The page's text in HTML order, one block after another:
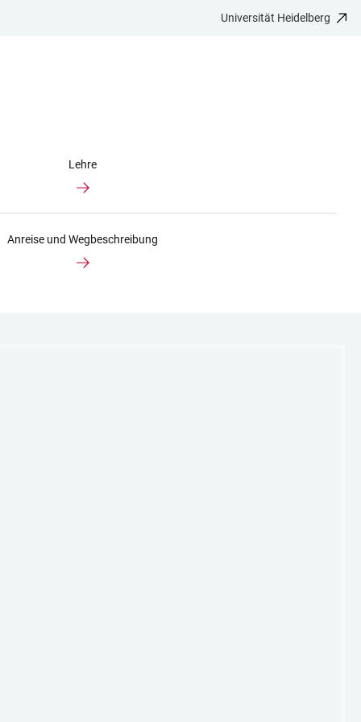
Universität Heidelberg
Lehre
Anreise und Wegbeschreibung